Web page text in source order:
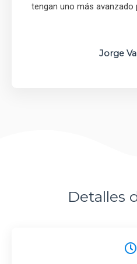
tengan uno más avanzado
Jorge
Detalles